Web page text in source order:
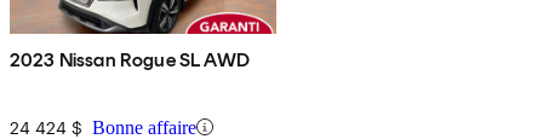
2023 Nissan Rogue SL AWD
24 424 $ Bonne affaire